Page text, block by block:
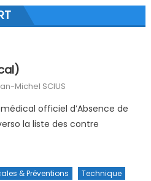
Michel SCIUS
officiel d’Absence de
la liste des contre
& Préventions Technique